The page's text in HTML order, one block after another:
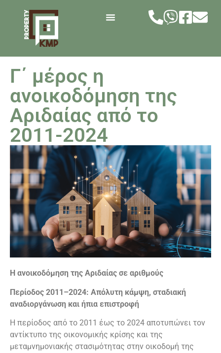
Γ΄ μέρος η
ανοικοδόμηση της
Αριδαίας από το
2011-2024
Η ανοικοδόμηση της Αριδαίας σε αριθμούς
Περίοδος 2011–2024: Απόλυτη κάμψη, σταδιακή
αναδιοργάνωση και ήπια επιστροφή
Η περίοδος από το 2011 έως το 2024 αποτυπώνει τον
αντίκτυπο της οικονομικής κρίσης και της
μεταμνημονιακής στασιμότητας στην οικοδομή της